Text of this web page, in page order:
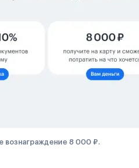
вознаграждение 8 000 ₽.